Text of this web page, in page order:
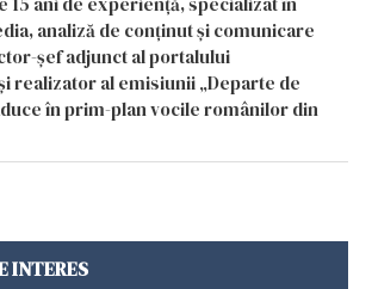
analiză de conținut și comunicare
șef adjunct al portalului
realizator al emisiunii „Departe de
în prim-plan vocile românilor din
INTERES